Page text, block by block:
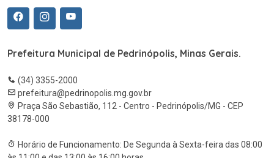
Prefeitura Municipal de Pedrinópolis, Minas Gerais.
(34) 3355-2000
prefeitura@pedrinopolis.mg.gov.br
Praça São Sebastião, 112 - Centro - Pedrinópolis/MG - CEP
38178-000
Horário de Funcionamento: De Segunda à Sexta-feira das 08:00